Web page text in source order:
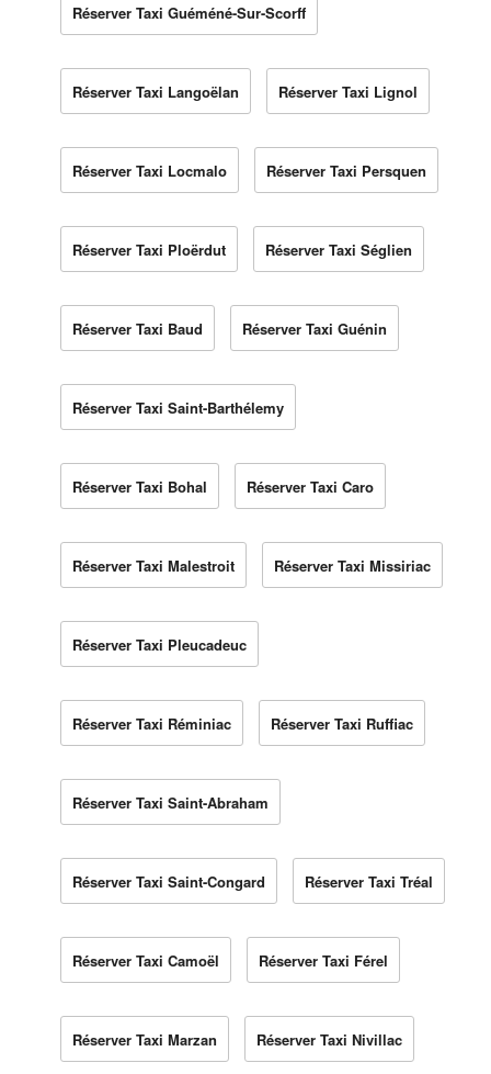
Réserver Taxi Guéméné-Sur-Scorff
Réserver Taxi Langoëlan Réserver Taxi Lignol
Réserver Taxi Locmalo Réserver Taxi Persquen
Réserver Taxi Ploërdut Réserver Taxi Séglien
Réserver Taxi Baud Réserver Taxi Guénin
Réserver Taxi Saint-Barthélemy
Réserver Taxi Bohal Réserver Taxi Caro
Réserver Taxi Malestroit Réserver Taxi Missiriac
Réserver Taxi Pleucadeuc
Réserver Taxi Réminiac Réserver Taxi Ruffiac
Réserver Taxi Saint-Abraham
Réserver Taxi Saint-Congard Réserver Taxi Tréal
Réserver Taxi Camoël Réserver Taxi Férel
Réserver Taxi Marzan Réserver Taxi Nivillac